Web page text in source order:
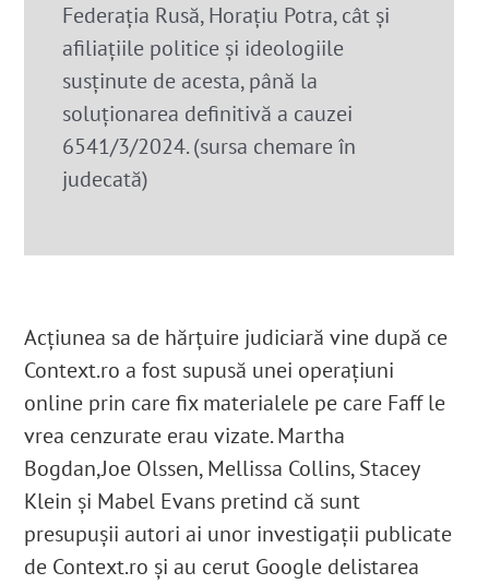
Federaţia Rusă, Horaţiu Potra, cât şi
afiliaţiile politice şi ideologiile
susţinute de acesta, până la
soluţionarea definitivă a cauzei
6541/3/2024. (sursa chemare în
judecată)
Acțiunea sa de hărțuire judiciară vine după ce
Context.ro a fost supusă unei operațiuni
online prin care fix materialele pe care Faff le
vrea cenzurate erau vizate. Martha
Bogdan,Joe Olssen, Mellissa Collins, Stacey
Klein și Mabel Evans pretind că sunt
presupușii autori ai unor investigații publicate
de Context.ro și au cerut Google delistarea